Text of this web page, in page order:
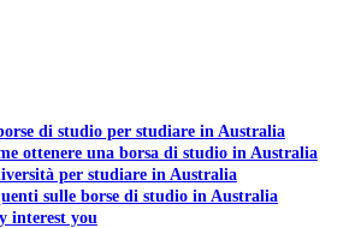
di studio per studiare in Australia
ottenere una borsa di studio in Australia
per studiare in Australia
sulle borse di studio in Australia
interest you